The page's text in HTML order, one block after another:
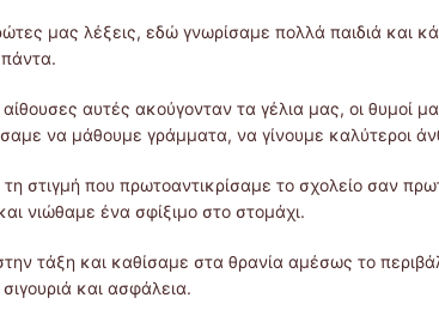
μας λέξεις, εδώ γνωρίσαμε πολλά παιδιά και
αίθουσες αυτές ακούγονταν τα γέλια μας, οι θυμοί
να μάθουμε γράμματα, να γίνουμε καλύτεροι
στιγμή που πρωτοαντικρίσαμε το σχολείο σαν
νιώθαμε ένα σφίξιμο στο στομάχι.
τάξη και καθίσαμε στα θρανία αμέσως το
και ασφάλεια.